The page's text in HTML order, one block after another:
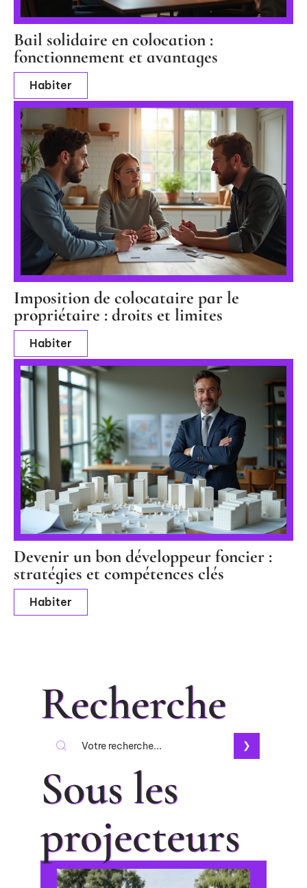
Bail solidaire en colocation :
fonctionnement et avantages
Habiter
Imposition de colocataire par le
propriétaire : droits et limites
Habiter
Devenir un bon développeur foncier :
stratégies et compétences clés
Habiter
Recherche
Sous les
projecteurs